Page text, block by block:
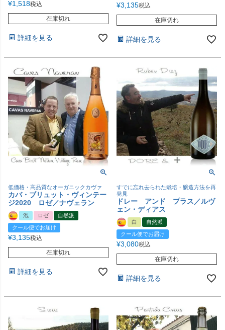
¥1,518税込
在庫切れ
詳細を見る
¥3,135税込
在庫切れ
詳細を見る
低価格・高品質なオーガニックカヴァ
カバ・ブリュット・ヴィンテー
ジ2020 ロゼ／ナヴェラン
泡 ロゼ
自然派
クール便でお届け
¥3,135税込
在庫切れ
詳細を見る
すでに忘れ去られた栽培・醸造方法を再
発見
ドレー アンド プラス／ルヴ
ェン・ディアス
白
自然派
クール便でお届け
¥3,080税込
在庫切れ
詳細を見る